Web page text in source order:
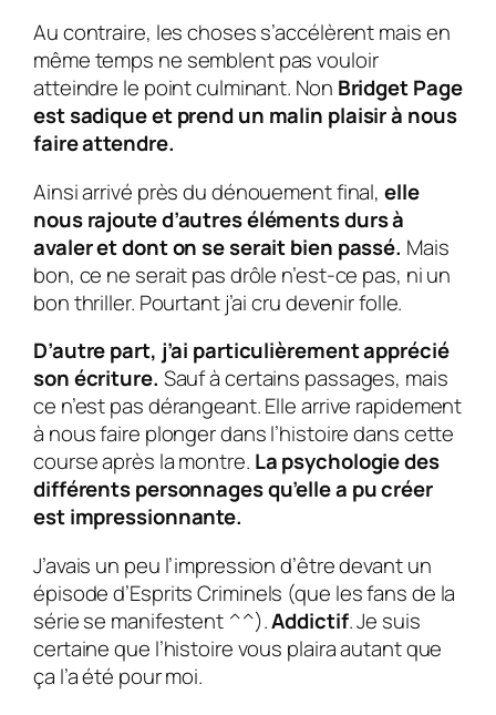
Au contraire, les choses s’accélèrent mais en
même temps ne semblent pas vouloir
atteindre le point culminant. Non Bridget Page
est sadique et prend un malin plaisir à nous
faire attendre.
Ainsi arrivé près du dénouement final,elle
nous rajoute d’autres éléments durs à
avaler et dont on se serait bien passé. Mais
bon, ce ne serait pas drôle n’est-ce pas, ni un
bon thriller. Pourtant j’ai cru devenir folle.
D’autre part, j’ai particulièrement apprécié
son écriture. Sauf à certains passages, mais
ce n’est pas dérangeant. Elle arrive rapidement
à nous faire plonger dans l’histoire dans cette
course après la montre. La psychologie des
différents personnages qu’elle a pu créer
est impressionnante.
J’avais un peu l’impression d’être devant un
épisode d’Esprits Criminels (que les fans de la
série se manifestent ^^).Addictif. Je suis
certaine que l’histoire vous plaira autant que
ça l’a été pour moi.